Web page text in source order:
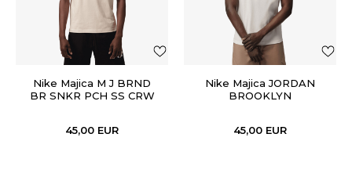
Nike Majica M J BRND
BR SNKR PCH SS CRW
45,00 EUR
Nike Majica JORDAN
BROOKLYN
45,00 EUR